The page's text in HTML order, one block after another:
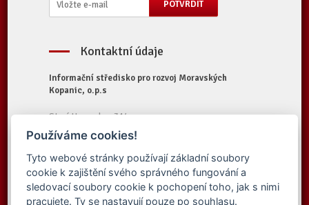
Kontaktní údaje
Informační středisko pro rozvoj Moravských
Kopanic, o.p.s
Starý Hrozenkov 314
687 74 Starý Hrozenkov
Tel.:+420 572 696 323
E-mail:
iskopanice@iskopanice.cz
Web:https://www.iskopanice.cz
Používáme cookies!
Tyto webové stránky používají základní soubory
cookie k zajištění svého správného fungování a
sledovací soubory cookie k pochopení toho, jak s nimi
pracujete. Ty se nastavují pouze po souhlasu.